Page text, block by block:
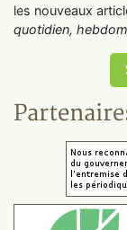
les nouveaux
quotidien,